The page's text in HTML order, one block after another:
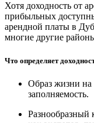
Хотя доходность от
прибыльных
арендной платы в
многие другие
Что определяет
Образ жизни на
заполняемость.
Разнообразный